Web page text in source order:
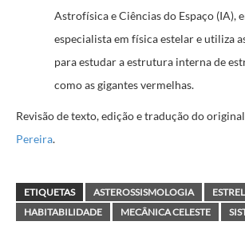
Astrofísica e Ciências do Espaço (IA),
especialista em física estelar e utiliza
para estudar a estrutura interna de
como as gigantes vermelhas.
Revisão de texto, edição e tradução do
Pereira.
ETIQUETAS ASTEROSSISMOLOGIA
HABITABILIDADE
MECÂNICA CELESTE